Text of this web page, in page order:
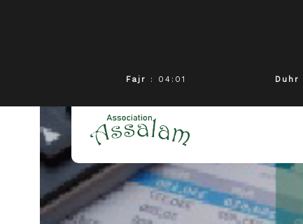
Fajr : 04:01 Duhr